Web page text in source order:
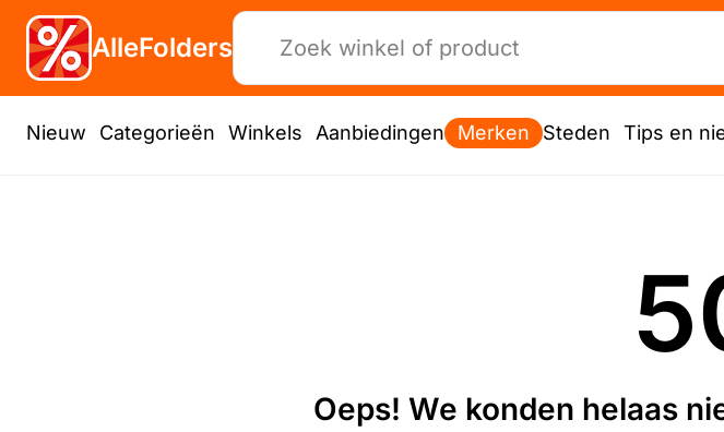
AlleFolders
Nieuw Categorieën Winkels Aanbiedingen Merken Steden Tips en
Oeps! We konden helaas